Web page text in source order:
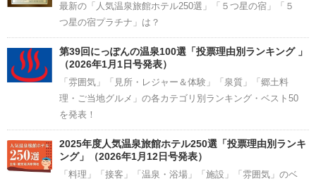
最新の「人気温泉旅館ホテル250選」「５つ星の宿」「５
つ星の宿プラチナ」は？
第39回にっぽんの温泉100選「投票理由別ランキング 」
（2026年1月1日号発表）
「雰囲気」「見所・レジャー＆体験」「泉質」「郷土料
理・ご当地グルメ」の各カテゴリ別ランキング・ベスト50
を発表！
2025年度人気温泉旅館ホテル250選「投票理由別ランキ
ング」（2026年1月12日号発表）
「料理」「接客」「温泉・浴場」「施設」「雰囲気」のベ